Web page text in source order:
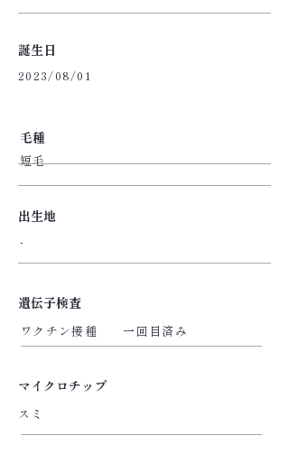
​誕生日
2023/08/01
​毛種
短毛
出生地
-
遺伝子検査
ワクチン接種 一回目済み
マイクロチップ
スミ